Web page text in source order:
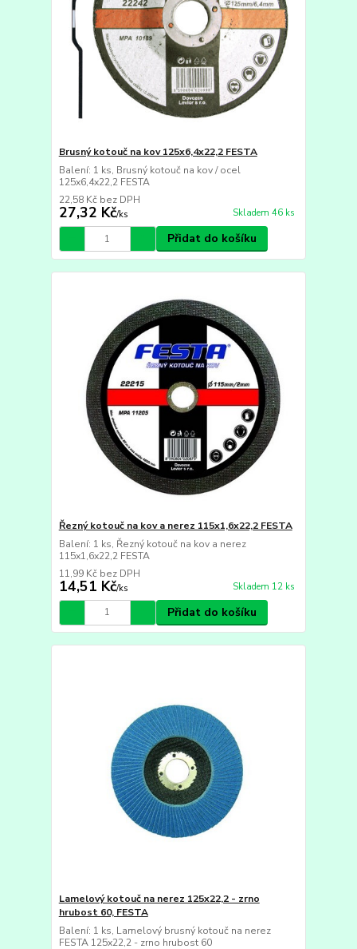
Brusný kotouč na kov 125x6,4x22,2 FESTA
Balení: 1 ks, Brusný kotouč na kov / ocel
125x6,4x22,2 FESTA
27,32 Kč/ks
22,58 Kč bez DPH
Skladem 46 ks
Přidat do košíku
Řezný kotouč na kov a nerez 115x1,6x22,2 FESTA
Balení: 1 ks, Řezný kotouč na kov a nerez
115x1,6x22,2 FESTA
14,51 Kč/ks
11,99 Kč bez DPH
Skladem 12 ks
Přidat do košíku
Lamelový kotouč na nerez 125x22,2 - zrno
hrubost 60, FESTA
Balení: 1 ks, Lamelový brusný kotouč na nerez
FESTA 125x22,2 - zrno hrubost 60